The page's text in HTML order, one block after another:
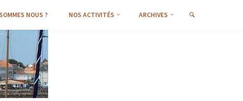
NOUS ? NOS ACTIVITÉS ARCHIVES